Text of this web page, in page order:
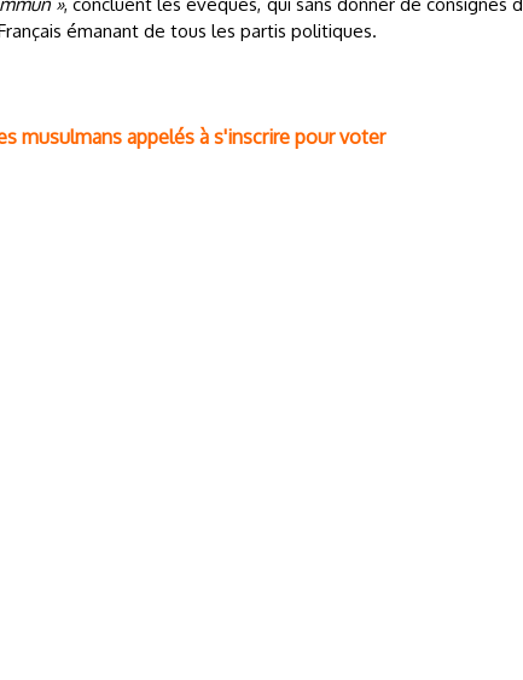
émanant de tous les partis politiques.
musulmans appelés à s'inscrire pour voter